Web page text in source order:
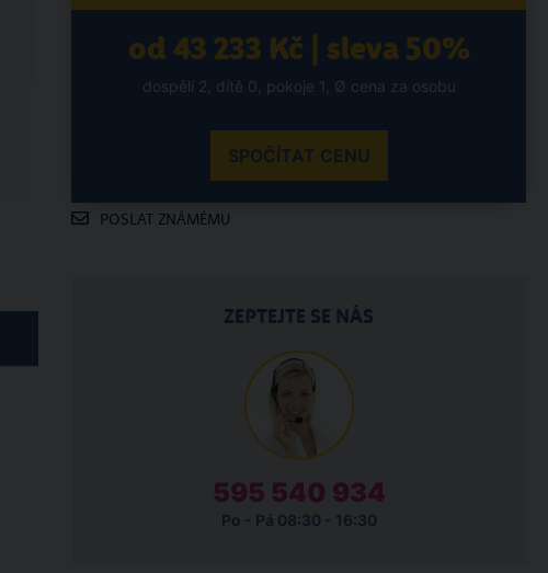
od 43 233 Kč | sleva 50%
dospělí 2, dítě 0, pokoje 1, Ø cena za osobu
SPOČÍTAT CENU
POSLAT ZNÁMÉMU
ZEPTEJTE SE NÁS
595 540 934
Po - Pá 08:30 - 16:30